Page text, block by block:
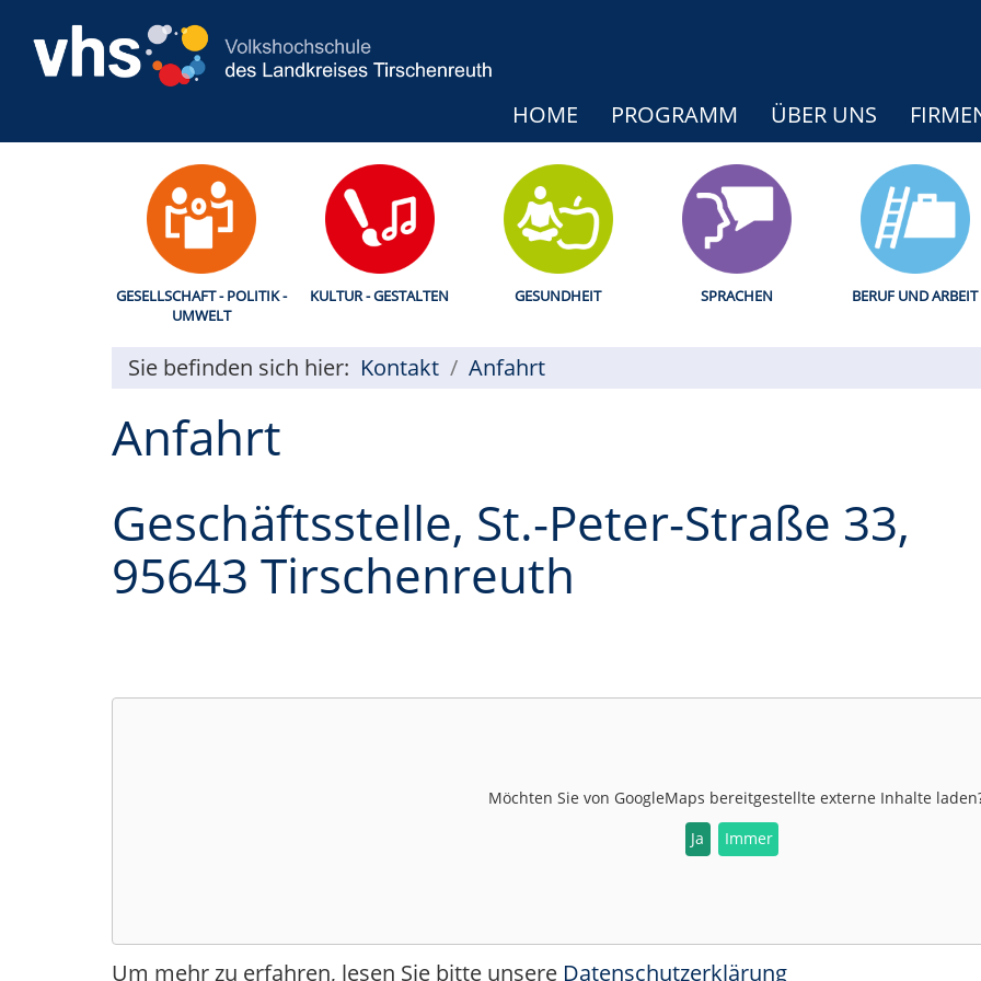
HOME PROGRAMM ÜBER UNS
GESELLSCHAFT - POLITIK -
UMWELT
KULTUR - GESTALTEN GESUNDHEIT SPRACHEN BERUF UND ARBEIT
Sie befinden sich hier: Kontakt Anfahrt
Anfahrt
Geschäftsstelle, St.-Peter-Straße 33,
95643 Tirschenreuth
Möchten Sie von GoogleMaps bereitgestellte externe Inhalte
Ja
Immer
Um mehr zu erfahren, lesen Sie bitte unsere Datenschutzerklärung